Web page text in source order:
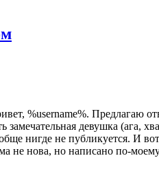
%username%. Предлагаю
замечательная девушка (ага,
нигде не публикуется. И
не нова, но написано по-